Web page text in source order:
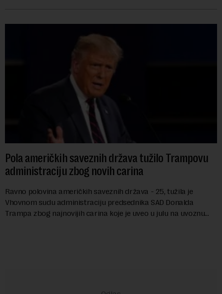
Pola američkih saveznih država tužilo Trampovu
administraciju zbog novih carina
Ravno polovina američkih saveznih država - 25, tužila je
Vhovnom sudu administraciju predsednika SAD Donalda
Trampa zbog najnovijih carina koje je uveo u julu na uvoznu